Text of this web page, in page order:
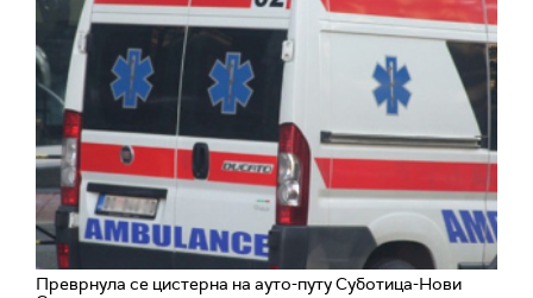
Преврнула се цистерна на ауто-путу Суботица-Нови